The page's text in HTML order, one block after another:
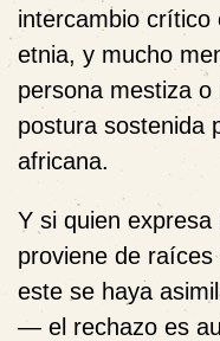
intercambio crítico
etnia, y mucho
persona mestiza
postura sostenida
africana.
Y si quien
proviene de
este se haya
— el rechazo es